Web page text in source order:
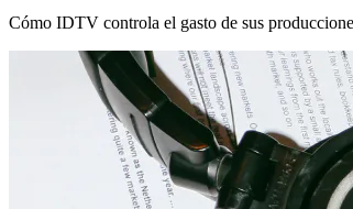
Cómo IDTV controla el gasto de sus